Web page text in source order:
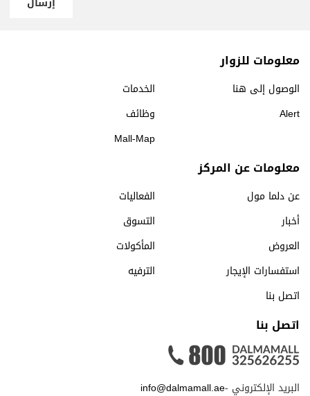
معلومات للزوار
الخدمات
الوصول إلى هنا
وظائف
Alert
Mall-Map
معلومات عن المركز
عن دلما مول
الفعاليات
أخبار
التسوق
العروض
المأكولات
استفسارات الإيجار
الترفيه
اتصل بنا
اتصل بنا
البريد الإلكتروني -info@dalmamall.ae